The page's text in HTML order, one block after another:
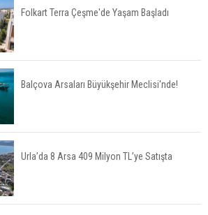
TOKİ'nin Kiralık Sosyal Konut Modeli Kiraları
Düşürür Mü?
İkinci El Konut Fiyatları İspanya'da Bir Yılda
Konut Satışları Güçlü Seyrini Korudu Yabancıya
Satış Geriledi
Folkart Terra Çeşme'de Yaşam Başladı
Balçova Arsaları Büyükşehir Meclisi'nde!
Urla’da 8 Arsa 409 Milyon TL’ye Satışta